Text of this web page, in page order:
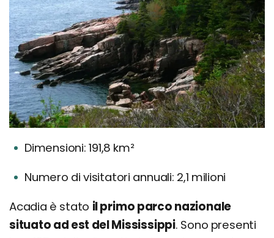
Dimensioni: 191,8 km²
Numero di visitatori annuali: 2,1 milioni
Acadia è stato il primo parco nazionale
situato ad est del Mississippi. Sono presenti